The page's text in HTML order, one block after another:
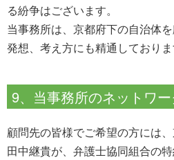
る紛争はございます。
当事務所は、京都府下の自治体
発想、考え方にも精通しておりま
9、当事務所のネットワ
顧問先の皆様でご希望の方には
田中継貴が、弁護士協同組合の